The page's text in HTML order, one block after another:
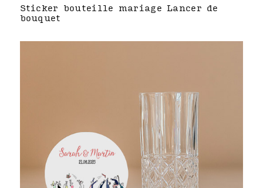
Sticker bouteille mariage Lancer de
bouquet